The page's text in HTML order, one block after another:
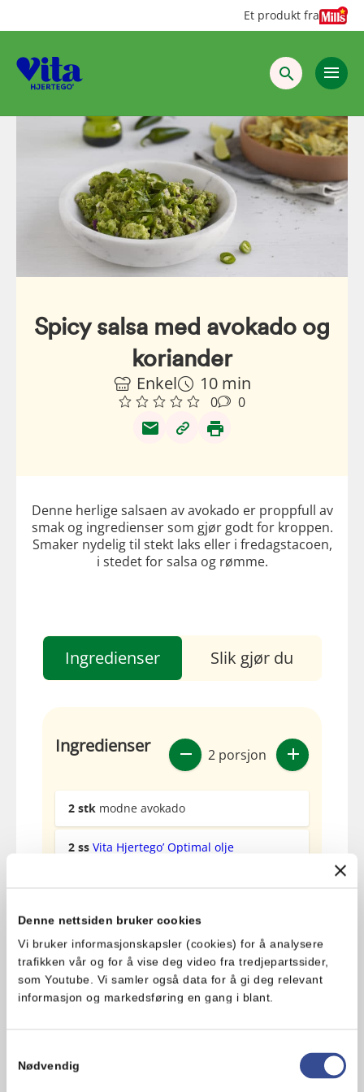
Denne nettsiden bruker cookies
Vi bruker informasjonskapsler (cookies) for å analysere
trafikken vår og for å vise deg video fra tredjepartssider,
som Youtube. Vi samler også data for å gi deg relevant
informasjon og markedsføring en gang i blant.
Nødvendig
Et produkt fra
Spicy salsa med avokado og
koriander
Enkel 10 min
0 0
Denne herlige salsaen av avokado er proppfull av
smak og ingredienser som gjør godt for kroppen.
Smaker nydelig til stekt laks eller i fredagstacoen,
i stedet for salsa og rømme.
Ingredienser Slik gjør du
Ingredienser 2 porsjon
2 stk modne avokado
2 ss Vita Hjertego’ Optimal olje
1feddhvitløk
0.5stklime